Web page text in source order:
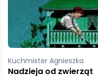
Kos-Jakubczak Edyta,
Władcy wiatrów